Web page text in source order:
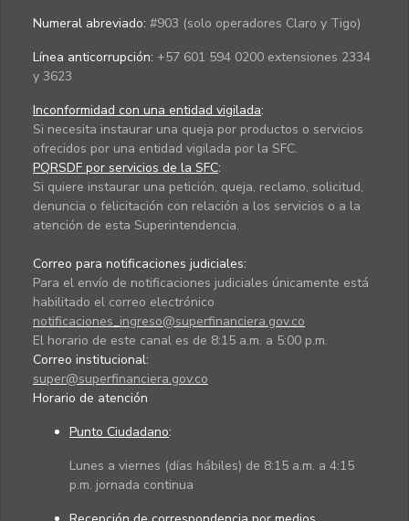
Numeral abreviado: #903 (solo operadores Claro y Tigo)
Línea anticorrupción: +57 601 594 0200 extensiones 2334
y 3623
Inconformidad con una entidad vigilada:
Si necesita instaurar una queja por productos o servicios
ofrecidos por una entidad vigilada por la SFC.
PQRSDF por servicios de la SFC:
Si quiere instaurar una petición, queja, reclamo, solicitud,
denuncia o felicitación con relación a los servicios o a la
atención de esta Superintendencia.
Correo para notificaciones judiciales:
Para el envío de notificaciones judiciales únicamente está
habilitado el correo electrónico
notificaciones_ingreso@superfinanciera.gov.co
El horario de este canal es de 8:15 a.m. a 5:00 p.m.
Correo institucional:
super@superfinanciera.gov.co
Horario de atención
Punto Ciudadano:
Lunes a viernes (días hábiles) de 8:15 a.m. a 4:15
p.m. jornada continua